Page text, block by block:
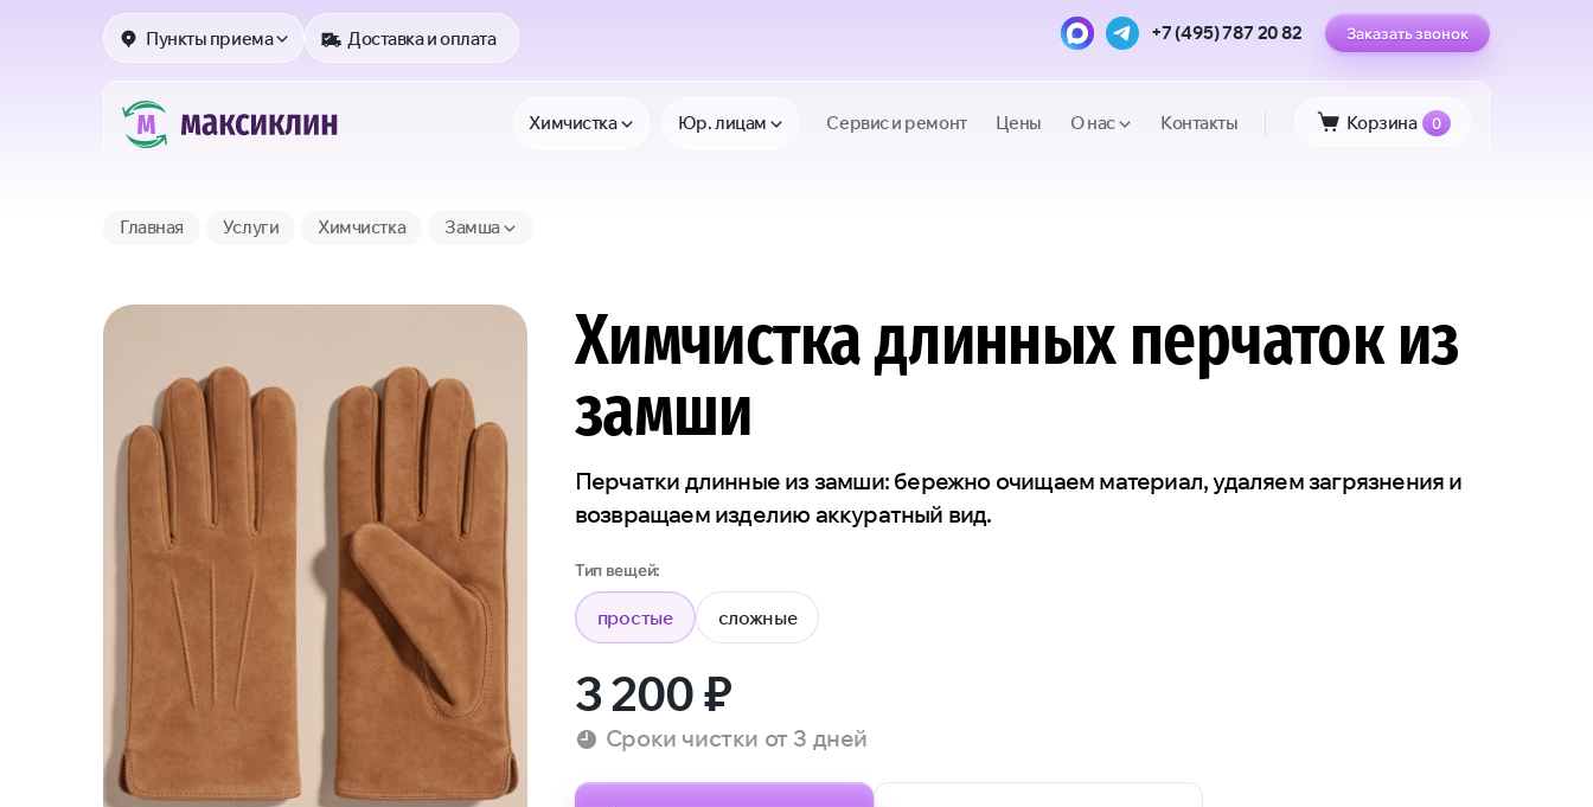
Пункты приема Доставка и оплата +7 (495) 787 20 82 Заказать звонок
Химчистка Юр. лицам Сервис и ремонт Цены О нас Контакты Корзина 0
Главная Услуги Химчистка Замша
Химчистка длинных перчаток из
замши
Перчатки длинные из замши: бережно очищаем материал, удаляем загрязнения и
возвращаем изделию аккуратный вид.
Тип вещей:
простые сложные
3 200₽
Сроки чистки от 3 дней